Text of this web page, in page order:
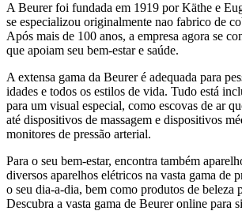
A Beurer foi fundada em 1919 por Käthe e
se especializou originalmente nao fabrico de
Após mais de 100 anos, a empresa agora se
que apoiam seu bem-estar e saúde.
A extensa gama da Beurer é adequada para
idades e todos os estilos de vida. Tudo está
para um visual especial, como escovas de ar
até dispositivos de massagem e dispositivos
monitores de pressão arterial.
Para o seu bem-estar, encontra também
diversos aparelhos elétricos na vasta gama de
o seu dia-a-dia, bem como produtos de beleza
Descubra a vasta gama de Beurer online para